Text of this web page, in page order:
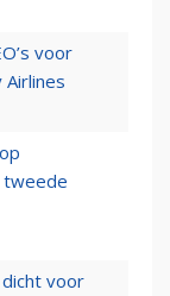
voor
Airlines
tweede
dicht voor